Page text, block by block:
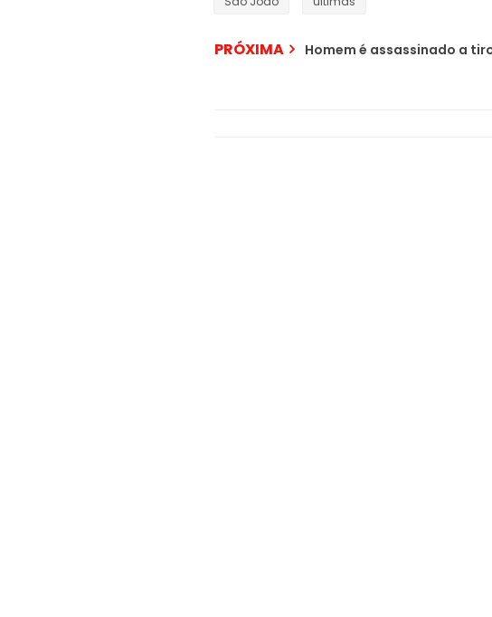
PRÓXIMA Homem é assassinado a